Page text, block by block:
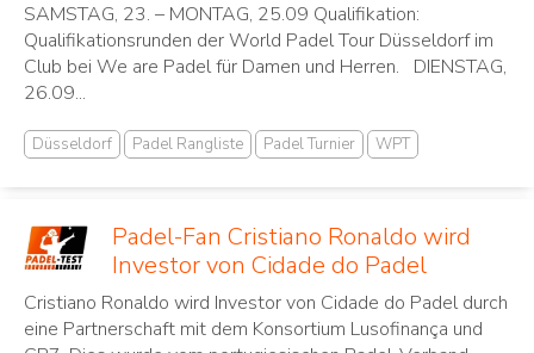
SAMSTAG, 23. – MONTAG, 25.09 Qualifikation:
Qualifikationsrunden der World Padel Tour Düsseldorf im
Club bei We are Padel für Damen und Herren. DIENSTAG,
26.09...
Düsseldorf Padel Rangliste Padel Turnier WPT
Padel-Fan Cristiano Ronaldo wird
Investor von Cidade do Padel
Cristiano Ronaldo wird Investor von Cidade do Padel durch
eine Partnerschaft mit dem Konsortium Lusofinança und